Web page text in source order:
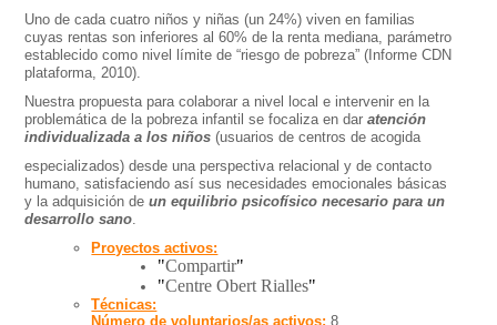
Uno de cada cuatro niños y niñas (un 24%) viven en familias
cuyas rentas son inferiores al 60% de la renta mediana, parámetro
establecido como nivel límite de “riesgo de pobreza” (Informe CDN
plataforma, 2010).
Nuestra propuesta para colaborar a nivel local e intervenir en la
problemática de la pobreza infantil se focaliza en daratención
individualizada a los niños(usuarios de centros de acogida
especializados) desde una perspectiva relacional y de contacto
humano, satisfaciendo así sus necesidades emocionales básicas
y la adquisición deun equilibrio psicofísico necesario para un
desarrollo sano
Proyectos activos:
"Compartir"
"Centre Obert Rialles"
Técnicas:
Número de voluntarios/as activos: 8